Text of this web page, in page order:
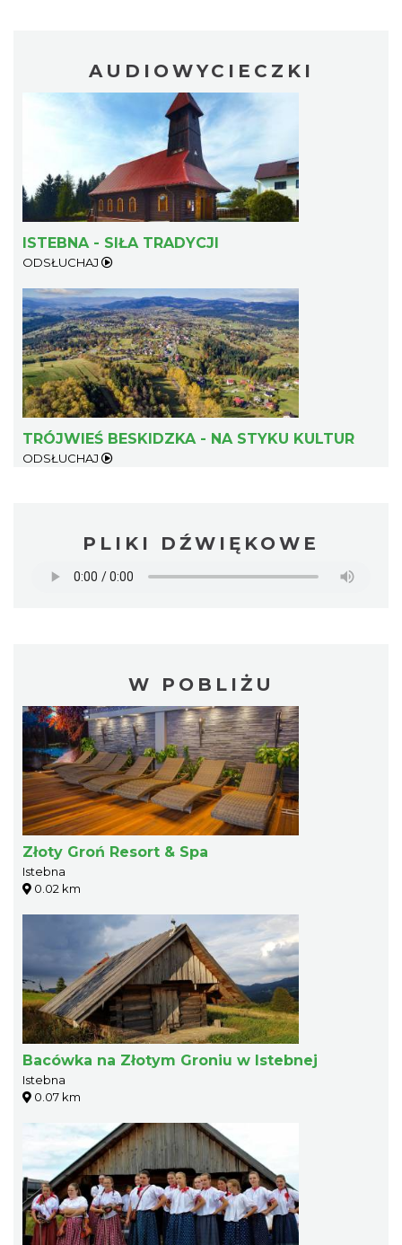
AUDIOWYCIECZKI
ISTEBNA - SIŁA TRADYCJI
ODSŁUCHAJ
TRÓJWIEŚ BESKIDZKA - NA STYKU KULTUR
ODSŁUCHAJ
PLIKI DŹWIĘKOWE
W POBLIŻU
Złoty Groń Resort & Spa
Istebna
0.02 km
Bacówka na Złotym Groniu w Istebnej
Istebna
0.07 km